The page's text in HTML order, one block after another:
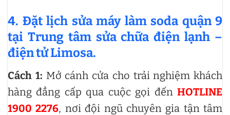
4. Đặt lịch sửa máy làm soda quận 9
tại Trung tâm sửa chữa điện lạnh –
điện tử Limosa.
Cách 1: Mở cánh cửa cho trải nghiệm khách
hàng đẳng cấp qua cuộc gọi đến HOTLINE
1900 2276, nơi đội ngũ chuyên gia tận tâm